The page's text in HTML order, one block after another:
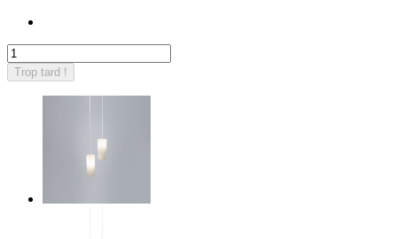
Trop tard !